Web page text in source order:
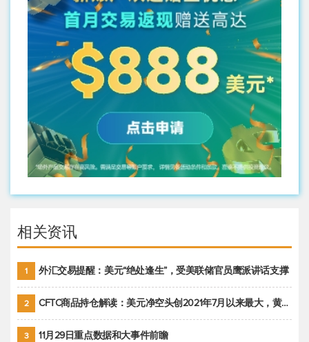
相关资讯
1 外汇交易提醒：美元“绝处逢生”，受美联储官员鹰派讲话支撑
2 CFTC商品持仓解读：美元净空头创2021年7月以来最大，黄金期货投机性净多头头寸减少
3 11月29日重点数据和大事件前瞻